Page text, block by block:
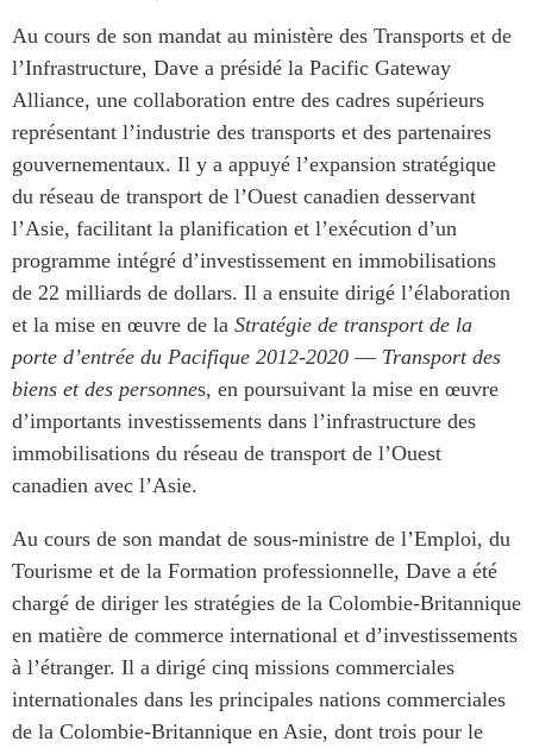
RÉSEAUX
CanWIN
Attachés supérieurs de
recherche
ABLAC
ABAC
APEC
CSCAP
Partenaires institutionnels
Conférence Canada-en-
Asie
Au cours de son mandat au ministère des Transports et de
l’Infrastructure, Dave a présidé la Pacific Gateway
Alliance, une collaboration entre des cadres supérieurs
représentant l’industrie des transports et des partenaires
gouvernementaux. Il y a appuyé l’expansion stratégique
du réseau de transport de l’Ouest canadien desservant
l’Asie, facilitant la planification et l’exécution d’un
programme intégré d’investissement en immobilisations
de 22 milliards de dollars. Il a ensuite dirigé l’élaboration
et la mise en œuvre de la Stratégie de transport de la
porte d’entrée du Pacifique 2012-2020 — Transport des
biens et des personnes, en poursuivant la mise en œuvre
d’importants investissements dans l’infrastructure des
immobilisations du réseau de transport de l’Ouest
canadien avec l’Asie.
Au cours de son mandat de sous-ministre de l’Emploi, du
Tourisme et de la Formation professionnelle, Dave a été
chargé de diriger les stratégies de la Colombie-Britannique
en matière de commerce international et d’investissements
à l’étranger. Il a dirigé cinq missions commerciales
internationales dans les principales nations commerciales
de la Colombie-Britannique en Asie, dont trois pour le